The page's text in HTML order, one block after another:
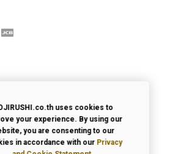
uses cookies to
your experience. By using our
you are consenting to our
in accordance with our Privacy